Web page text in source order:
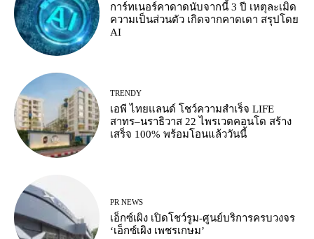
การ์ทเนอร์คาดาดนับจากนี้ 3 ปี เหตุละเมิด
ความเป็นส่วนตัว เกิดจากคาดเดา สรุปโดย
AI
TRENDY
เอพี ไทยแลนด์ โชว์ความสำเร็จ LIFE
สาทร–นราธิวาส 22 ไพรเวตคอนโด สร้าง
เสร็จ 100% พร้อมโอนแล้ววันนี้
PR NEWS
เอ็กซ์เผิง เปิดโชว์รูม-ศูนย์บริการครบวงจร
‘เอ็กซ์เผิง เพชรเกษม’